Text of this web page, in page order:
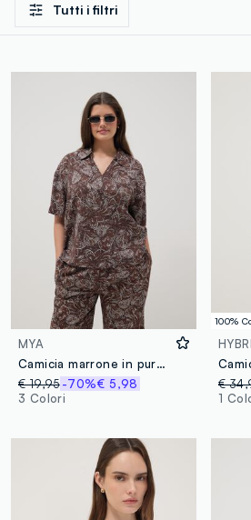
Tutti i filtri
MYA
Camicia marrone in pura viscosa con stampa paisley
€ 19,95-70%€ 5,98
3 Colori
100%
€
1